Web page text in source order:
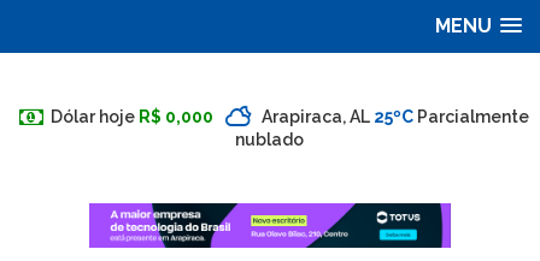
MENU
Dólar hoje R$ 0,000 Arapiraca, AL 25ºC Parcialmente
nublado